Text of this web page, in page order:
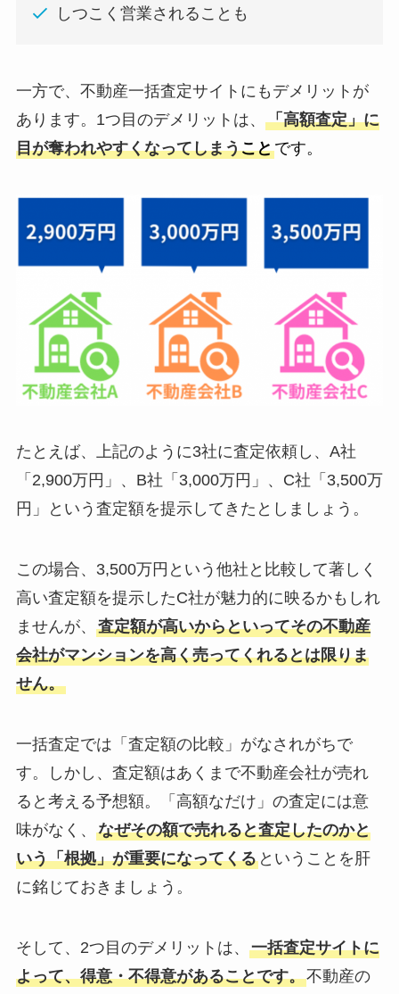
しつこく営業されることも
一方で、不動産一括査定サイトにもデメリットが
あります。1つ目のデメリットは、 「高額査定」に
目が奪われやすくなってしまうことです。
たとえば、上記のように3社に査定依頼し、A社
「2,900万円」、B社「3,000万円」、C社「3,500万
円」という査定額を提示してきたとしましょう。
この場合、3,500万円という他社と比較して著しく
高い査定額を提示したC社が魅力的に映るかもしれ
ませんが、 査定額が高いからといってその不動産
会社がマンションを高く売ってくれるとは限りま
せん。
一括査定では「査定額の比較」がなされがちで
す。しかし、査定額はあくまで不動産会社が売れ
ると考える予想額。「高額なだけ」の査定には意
味がなく、 なぜその額で売れると査定したのかと
いう「根拠」が重要になってくるということを肝
に銘じておきましょう。
そして、2つ目のデメリットは、 一括査定サイトに
よって、得意・不得意があることです。不動産の